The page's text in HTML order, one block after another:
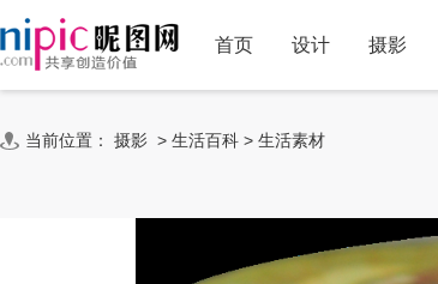
首页 设计 摄影
当前位置： 摄影 > 生活百科 > 生活素材